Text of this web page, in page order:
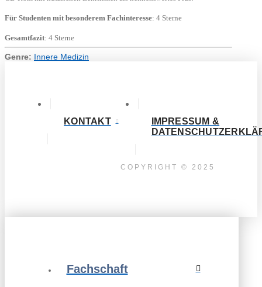
Für Studenten mit besonderem Fachinteresse: 4 Sterne
Gesamtfazit: 4 Sterne
Genre: Innere Medizin
KONTAKT
IMPRESSUM &
COPYRIGHT © 2025
Fachschaft